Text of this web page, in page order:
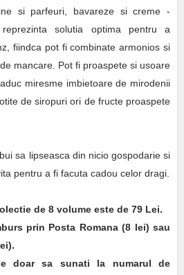
si parfeuri, bavareze si creme -
solutia optima pentru a
fiindca pot fi combinate armonios si
mancare. Pot fi proaspete si usoare
miresme imbietoare de mirodenii
de siropuri ori de fructe proaspete
sa lipseasca din nicio gospodarie si
pentru a fi facuta cadou celor dragi.
de 8 volume este de 79 Lei.
prin Posta Romana (8 lei) sau
doar sa sunati la numarul de